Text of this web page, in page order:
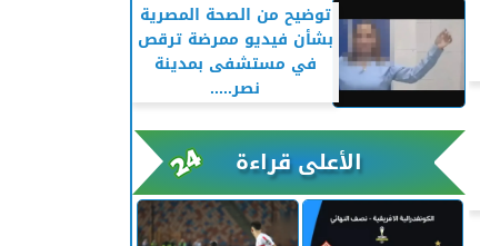
توضيح من الصحة المصرية
بشأن فيديو ممرضة ترقص
في مستشفى بمدينة
نصر.....
الأعلى قراءة